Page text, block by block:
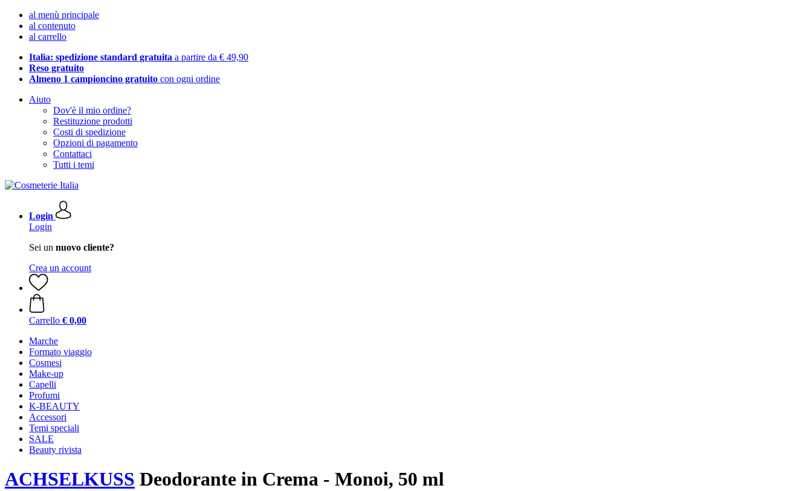
al menù principale
al contenuto
al carrello
Italia: spedizione standard gratuita a partire da € 49,90
Reso gratuito
Almeno 1 campioncino gratuito con ogni ordine
Aiuto
Dov'è il mio ordine?
Restituzione prodotti
Costi di spedizione
Opzioni di pagamento
Contattaci
Tutti i temi
Login
Login
Sei un nuovo cliente?
Crea un account
Carrello € 0,00
Marche
Formato viaggio
Cosmesi
Make-up
Capelli
Profumi
K-BEAUTY
Accessori
Temi speciali
SALE
Beauty rivista
ACHSELKUSS Deodorante in Crema - Monoi, 50 ml